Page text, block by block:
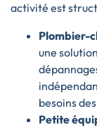
activité est
Plombier-
une
besoins
Petite